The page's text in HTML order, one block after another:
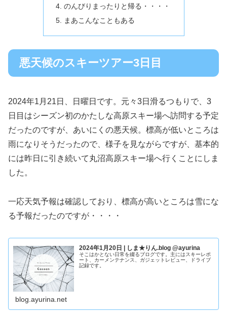
のんびりまったりと帰る・・・・
まあこんなこともある
悪天候のスキーツアー3日目
2024年1月21日、日曜日です。元々3日滑るつもりで、3
日目はシーズン初のかたしな高原スキー場へ訪問する予定
だったのですが、あいにくの悪天候。標高が低いところは
雨になりそうだったので、様子を見ながらですが、基本的
には昨日に引き続いて丸沼高原スキー場へ行くことにしま
した。
一応天気予報は確認しており、標高が高いところは雪にな
る予報だったのですが・・・・
2024年1月20日 | しま★りん.blog @ayurina
そこはかとない日常を綴るブログです。主にはスキーレポ
ート、カーメンテナンス、ガジェットレビュー、ドライブ
記録です。
blog.ayurina.net